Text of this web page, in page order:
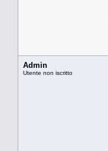
Admin
Utente non iscritto